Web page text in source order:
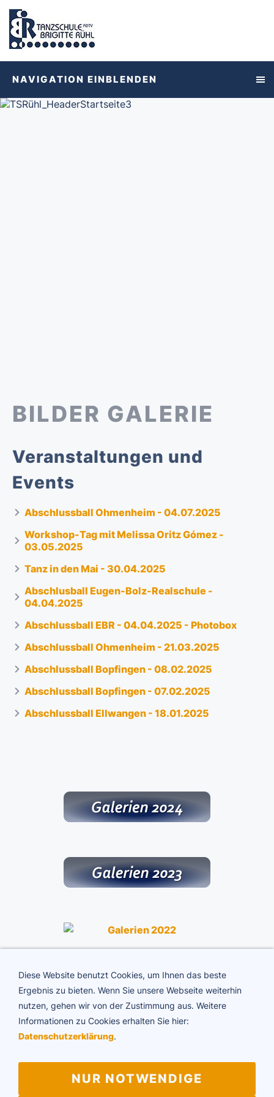
NAVIGATION EINBLENDEN
BILDER GALERIE
Veranstaltungen und
Events
Abschlussball Ohmenheim - 04.07.2025
Workshop-Tag mit Melissa Oritz Gómez -
03.05.2025
Tanz in den Mai - 30.04.2025
Abschlusball Eugen-Bolz-Realschule -
04.04.2025
Abschlussball EBR - 04.04.2025 - Photobox
Abschlussball Ohmenheim - 21.03.2025
Abschlussball Bopfingen - 08.02.2025
Abschlussball Bopfingen - 07.02.2025
Abschlussball Ellwangen - 18.01.2025
ADTV Tanzschule Brigitte Rühl
info@tanzschule-ruehl.de
Diese Website benutzt Cookies, um Ihnen das beste
Ergebnis zu bieten. Wenn Sie unsere Webseite weiterhin
nutzen, gehen wir von der Zustimmung aus. Weitere
Informationen zu Cookies erhalten Sie hier:
Datenschutzerklärung.
NUR NOTWENDIGE